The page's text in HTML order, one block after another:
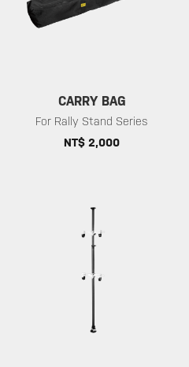
CARRY BAG
For Rally Stand Series
NT$ 2,000